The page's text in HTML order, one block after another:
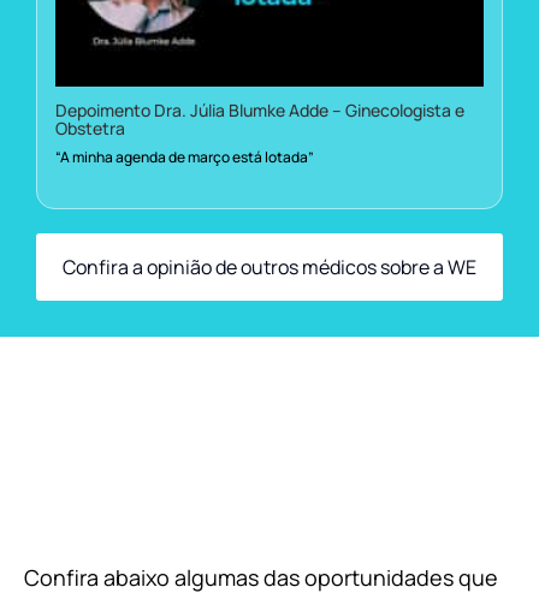
Depoimento Dra. Júlia Blumke Adde – Ginecologista e
Obstetra
“A minha agenda de março está lotada”
Confira a opinião de outros médicos sobre a WE
Confira abaixo algumas das oportunidades que